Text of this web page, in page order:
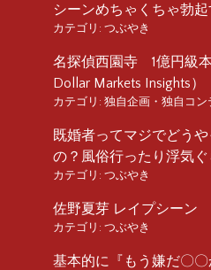
シーンめちゃくちゃ勃起
カテゴリ: つぶやき
名探偵西園寺 1億円級
Dollar Markets Insights）
カテゴリ: 独自企画・独自コン
既婚者ってマジでどう
の？風俗行ったり浮気
カテゴリ: つぶやき
佐野夏芽 レイプシーン
カテゴリ: つぶやき
基本的に『もう嫌だ〇